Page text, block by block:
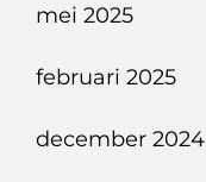
mei 2025
februari 2025
december 2024